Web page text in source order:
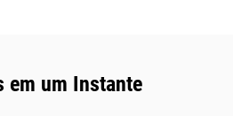
em um Instante